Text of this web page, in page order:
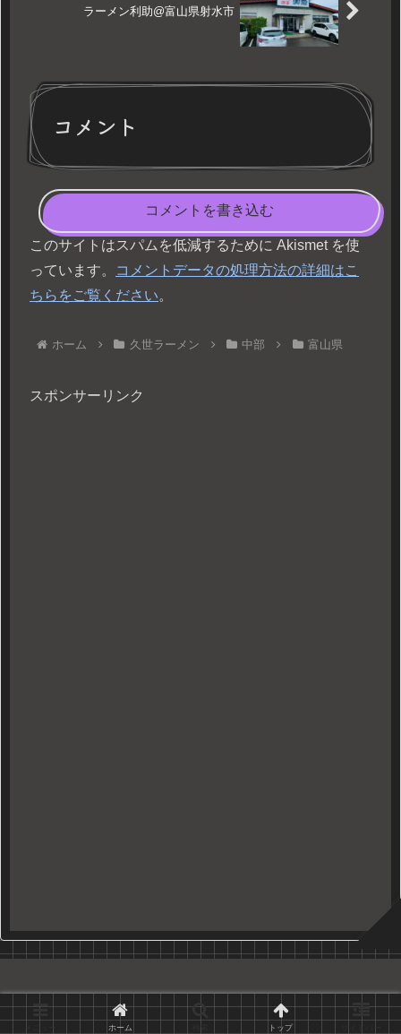
ラーメン利助@富山県射水市
コメント
コメントを書き込む
このサイトはスパムを低減するために Akismet を使
っています。
コメントデータの処理方法の詳細はこ
ちらをご覧ください。
ホーム 久世ラーメン 中部 富山県
スポンサーリンク
Copyright © 2010-2026 久世日記 All Rights Reserved.
ホーム トップ